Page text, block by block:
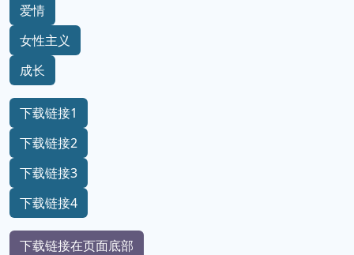
爱情
女性主义
成长
下载链接1
下载链接2
下载链接3
下载链接4
下载链接在页面底部